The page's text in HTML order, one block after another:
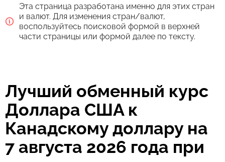
Комиссия Strumok, всегда 0%
Эта страница разработана именно для этих стран
и валют. Для изменения стран/валют,
воспользуйтесь поисковой формой в верхней
части страницы или формой далее по тексту.
Лучший обменный курс
Доллара США к
Канадскому доллару на
7 августа 2026 года при